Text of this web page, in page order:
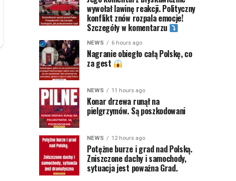
wywołał lawinę reakcji. Polityczny
konflikt znów rozpala emocje!
Szczegóły w komentarzu
NEWS 6 hours ago
Nagranie obiegło całą Polskę, co
za gest
NEWS 11 hours ago
Konar drzewa runął na
pielgrzymów. Są poszkodowani
NEWS 12 hours ago
Potężne burze i grad nad Polską.
Zniszczone dachy i samochody,
sytuacja jest poważna Grad.